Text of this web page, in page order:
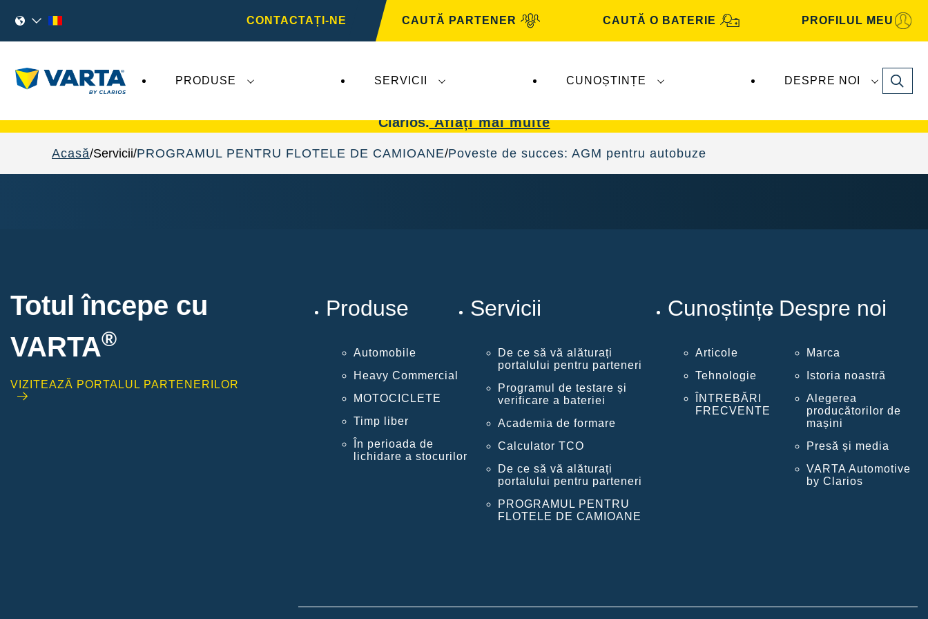
CONTACTAȚI-NE CAUTĂ PARTENER CAUTĂ O BATERIE PROFILUL MEU
PRODUSE SERVICII CUNOȘTINȚE DESPRE NOI Search
Clarios.Aflați mai multe
Acasă Servicii PROGRAMUL PENTRU FLOTELE DE CAMIOANE Poveste de succes: AGM pentru autobuze
Totul începe cu
VARTA®
VIZITEAZĂ PORTALUL PARTENERILOR
Produse
Automobile
Heavy Commercial
MOTOCICLETE
Timp liber
În perioada de
lichidare a stocurilor
Servicii
De ce să vă alăturați
portalului pentru parteneri
Programul de testare și
verificare a bateriei
Academia de formare
Calculator TCO
De ce să vă alăturați
portalului pentru parteneri
PROGRAMUL PENTRU
FLOTELE DE CAMIOANE
Cunoștințe
Articole
Tehnologie
ÎNTREBĂRI
FRECVENTE
Despre noi
Marca
Istoria noastră
Alegerea
producătorilor de
mașini
Presă și media
VARTA Automotive
by Clarios